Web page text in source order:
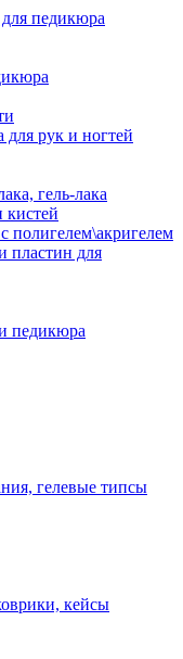
педикюра
рук и ногтей
гель-лака
кистей
полигелем\акригелем
пластин для
педикюра
гелевые типсы
кейсы